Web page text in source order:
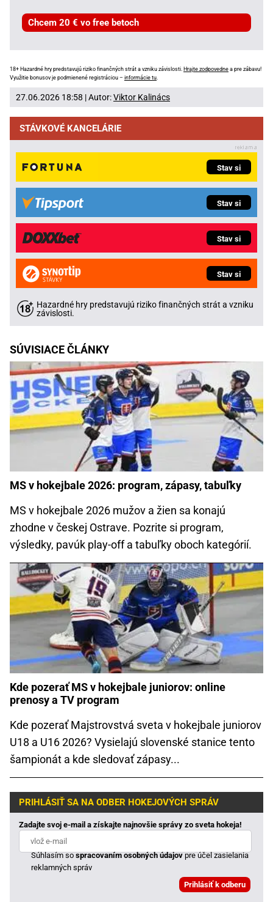
Chcem 20 € vo free betoch
18+ Hazardné hry predstavujú riziko finančných strát a vzniku závislosti. Hrajte zodpovedne a pre zábavu!
Využitie bonusov je podmienené registráciou – informácie tu.
27.06.2026 18:58 | Autor:Viktor Kalinács
STÁVKOVÉ KANCELÁRIE
Stav si
Stav si
Stav si
Stav si
Hazardné hry predstavujú riziko finančných strát a vzniku
závislosti.
SÚVISIACE ČLÁNKY
MS v hokejbale 2026: program, zápasy, tabuľky
MS v hokejbale 2026 mužov a žien sa konajú
zhodne v českej Ostrave. Pozrite si program,
výsledky, pavúk play-off a tabuľky oboch kategórií.
Kde pozerať MS v hokejbale juniorov: online
prenosy a TV program
Kde pozerať Majstrovstvá sveta v hokejbale juniorov
U18 a U16 2026? Vysielajú slovenské stanice tento
šampionát a kde sledovať zápasy...
PRIHLÁSIŤ SA NA ODBER HOKEJOVÝCH SPRÁV
Zadajte svoj e-mail a získajte najnovšie správy zo sveta hokeja!
Súhlasím sospracovaním osobných údajovpre účel zasielania
reklamných správ